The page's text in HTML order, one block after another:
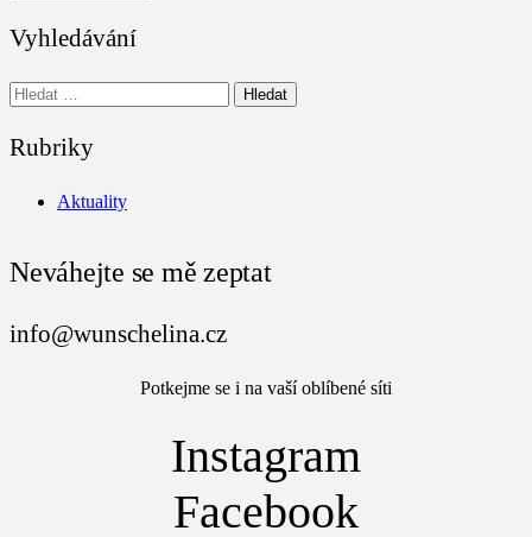
Vyhledávání
Vyhledávání
Rubriky
Aktuality
Neváhejte se mě zeptat
info@wunschelina.cz
Potkejme se i na vaší oblíbené síti
Instagram
Facebook